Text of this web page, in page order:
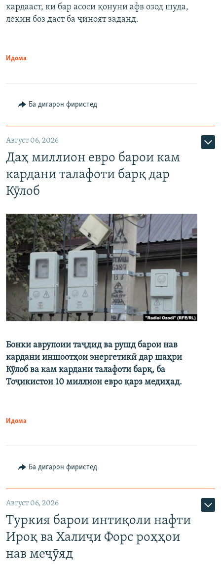
кардааст, ки бар асоси қонуни афв озод шуда,
лекин боз даст ба ҷиноят заданд.
Идома
Ба дигарон фиристед
Август 06, 2026
Даҳ миллион евро барои кам
кардани талафоти барқ дар
Кӯлоб
Бонки аврупоии таҷдид ва рушд барои нав
кардани иншоотҳои энергетикӣ дар шаҳри
Кӯлоб ва кам кардани талафоти барқ, ба
Тоҷикистон 10 миллион евро қарз медиҳад.
Идома
Ба дигарон фиристед
Август 06, 2026
Туркия барои интиқоли нафти
Ироқ ва Халиҷи Форс роҳҳои
нав меҷӯяд